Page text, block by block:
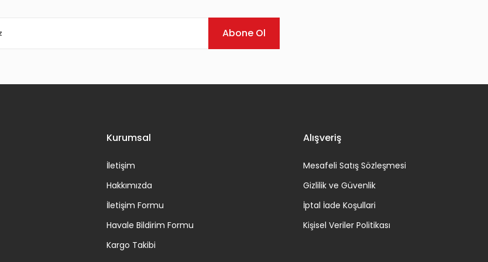
Abone Ol
Kurumsal
İletişim
Hakkımızda
İletişim Formu
Havale Bildirim Formu
Kargo Takibi
Alışveriş
Mesafeli Satış Sözleşmesi
Gizlilik ve Güvenlik
İptal İade Koşullari
Kişisel Veriler Politikası